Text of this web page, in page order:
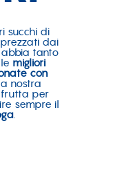
succhi di
dai
tanto
migliori
con
nostra
frutta per
sempre il
.